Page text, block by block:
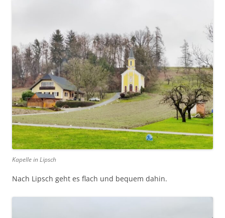
Kapelle in Lipsch
Nach Lipsch geht es flach und bequem dahin.